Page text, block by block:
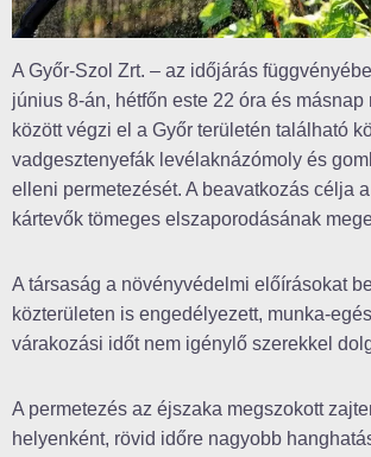
A Győr-Szol Zrt. – az időjárás
június 8-án, hétfőn este 22 óra és másnap
között végzi el a Győr területén található
vadgesztenyefák levélaknázómoly és
elleni permetezését. A beavatkozás célja
kártevők tömeges elszaporodásának
A társaság a növényvédelmi előírásokat
közterületen is engedélyezett, munka-
várakozási időt nem igénylő szerekkel
A permetezés az éjszaka megszokott
helyenként, rövid időre nagyobb